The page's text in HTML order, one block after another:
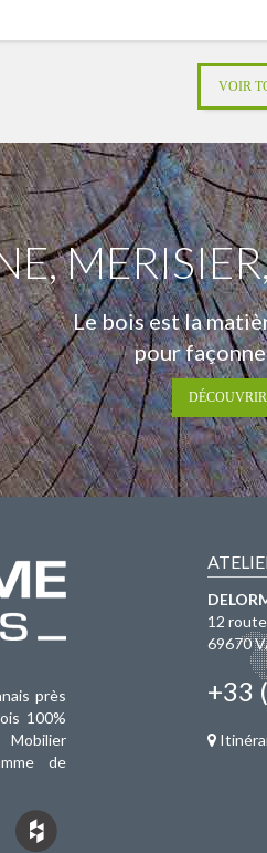
VOIR
Le bois est la
pour
près
100%
de
12
69670
+33